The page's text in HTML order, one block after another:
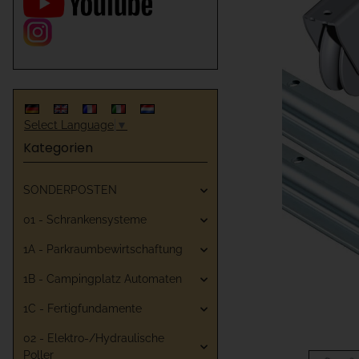
Select Language ▼
Kategorien
SONDERPOSTEN
01 - Schrankensysteme
1A - Parkraumbewirtschaftung
1B - Campingplatz Automaten
1C - Fertigfundamente
02 - Elektro-/Hydraulische
Poller